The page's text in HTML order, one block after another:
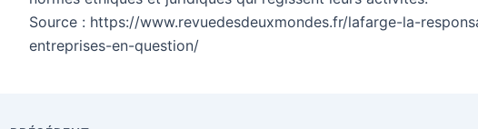
Source : https://www.revuedesdeuxmondes.fr/lafarge-la-
entreprises-en-question/